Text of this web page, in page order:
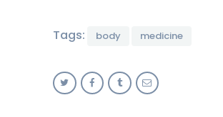
Tags: body medicine